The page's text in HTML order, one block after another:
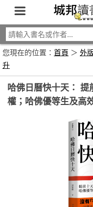
您現在的位置： 首頁 ＞ 外
升
哈佛日曆快十天： 提
權；哈佛優等生及高